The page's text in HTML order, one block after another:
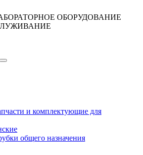
ОБОРУДОВАНИЕ
и комплектующие для
общего назначения